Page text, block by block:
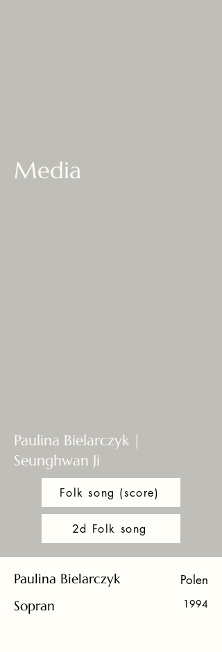
Media
Paulina Bielarczyk |
Seunghwan Ji
Folk song (score)
2d Folk song
Paulina Bielarczyk Polen
Sopran 1994